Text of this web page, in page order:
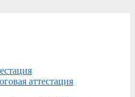
аттестация